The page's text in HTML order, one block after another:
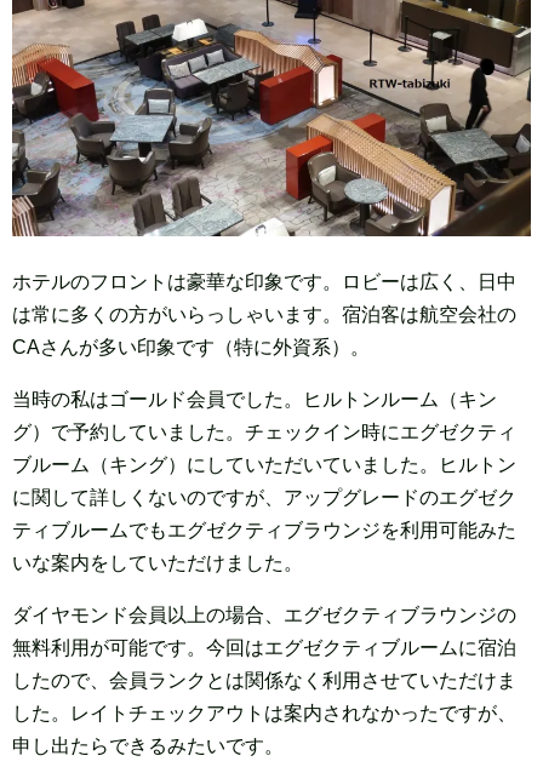
ホテルのフロントは豪華な印象です。ロビーは広く、日中
は常に多くの方がいらっしゃいます。宿泊客は航空会社の
CAさんが多い印象です（特に外資系）。
当時の私はゴールド会員でした。ヒルトンルーム（キン
グ）で予約していました。チェックイン時にエグゼクティ
ブルーム（キング）にしていただいていました。ヒルトン
に関して詳しくないのですが、アップグレードのエグゼク
ティブルームでもエグゼクティブラウンジを利用可能みた
いな案内をしていただけました。
ダイヤモンド会員以上の場合、エグゼクティブラウンジの
無料利用が可能です。今回はエグゼクティブルームに宿泊
したので、会員ランクとは関係なく利用させていただけま
した。レイトチェックアウトは案内されなかったですが、
申し出たらできるみたいです。